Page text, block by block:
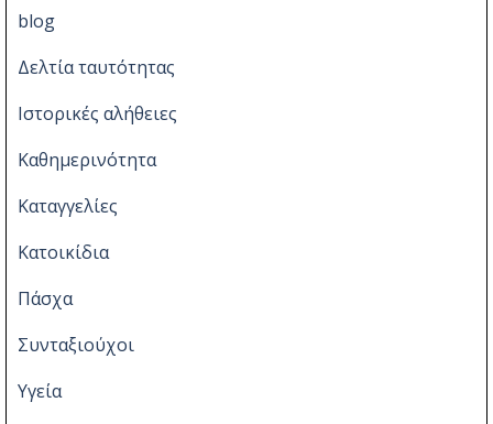
blog
Δελτία ταυτότητας
Ιστορικές αλήθειες
Καθημερινότητα
Καταγγελίες
Κατοικίδια
Πάσχα
Συνταξιούχοι
Υγεία